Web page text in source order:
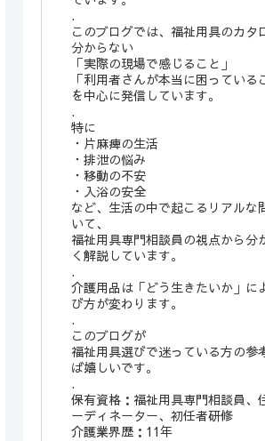
.
このブログでは、福祉用具のカタ
分からない
「実際の現場で感じること」
「利用者さんが本当に困っている
を中心に発信しています。
.
特に
・片麻痺の生活
・排泄の悩み
・移動の不安
・入浴の安全
など、生活の中で起こるリアルな
いて、
福祉用具専門相談員の視点から分
く解説しています。
.
介護用品は「どう生きたいか」に
び方が変わります。
.
このブログが
福祉用具選びで迷っている方の参
ば嬉しいです。
.
保有資格：福祉用具専門相談員、
ーディネーター、初任者研修
介護業界歴：11年